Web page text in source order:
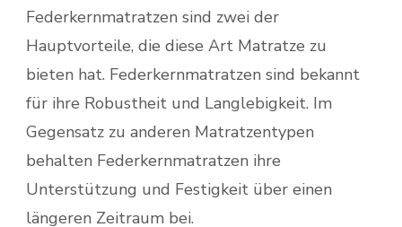
Federkernmatratzen sind zwei der
Hauptvorteile, die diese Art Matratze zu
bieten hat. Federkernmatratzen sind bekannt
für ihre Robustheit und Langlebigkeit. Im
Gegensatz zu anderen Matratzentypen
behalten Federkernmatratzen ihre
Unterstützung und Festigkeit über einen
längeren Zeitraum bei.